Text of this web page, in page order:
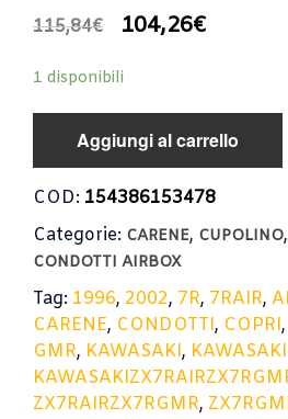
115,84€ 104,26€
1 disponibili
Aggiungi al carrello
COD: 154386153478
Categorie: CARENE, CUPOLINO,
CONDOTTI AIRBOX
Tag: 1996, 2002, 7R, 7RAIR,
CARENE, CONDOTTI, COPRI,
GMR, KAWASAKI,
ZX7RAIRZX7RGMR,